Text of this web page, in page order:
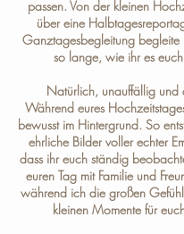
passen. Von der kleinen
über eine
Ganztagesbegleitung
so lange, wie ihr es
Natürlich, unauffällig und
Während eures
bewusst im Hintergrund. So
ehrliche Bilder voller echter
dass ihr euch ständig
euren Tag mit Familie und
während ich die großen
kleinen Momente für